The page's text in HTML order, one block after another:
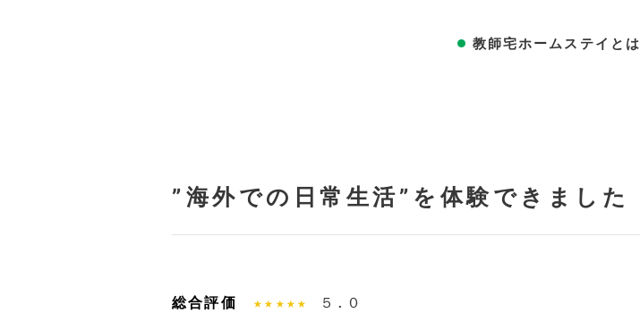
教師宅ホームステイとは
”海外での日常生活”を体験できました
総合評価 ★★★★★ ５.０